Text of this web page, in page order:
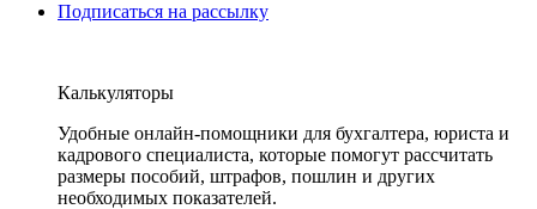
Подписаться на рассылку
Калькуляторы
Удобные онлайн-помощники для бухгалтера, юриста и
кадрового специалиста, которые помогут рассчитать
размеры пособий, штрафов, пошлин и других
необходимых показателей.